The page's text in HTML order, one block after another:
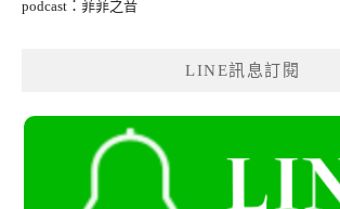
podcast：菲菲之音
LINE訊息訂閱